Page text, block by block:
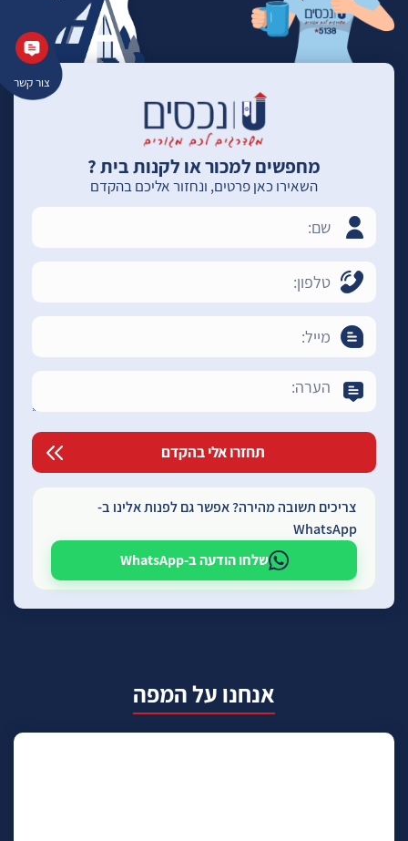
צור קשר
מחפשים למכור או לקנות בית ?
השאירו כאן פרטים, ונחזור אליכם בהקדם
צריכים תשובה מהירה? אפשר גם לפנות אלינו ב-
WhatsApp
שלחו הודעה ב-WhatsApp
אנחנו על המפה